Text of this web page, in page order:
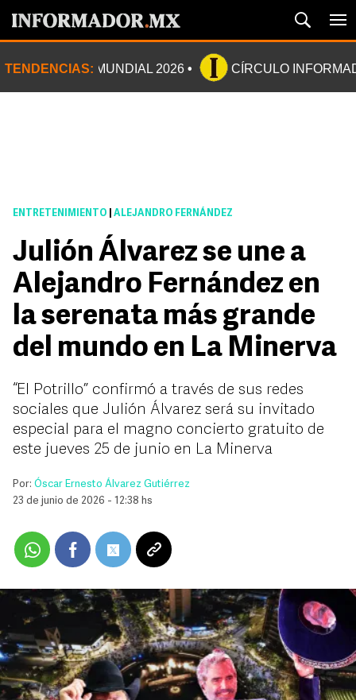
TENDENCIAS: MUNDIAL 2026 CÍRCULO
ENTRETENIMIENTO ALEJANDRO FERNÁNDEZ
Julión Álvarez se une a
Alejandro Fernández en
la serenata más grande
del mundo en La Minerva
“El Potrillo” confirmó a través de sus redes
sociales que Julión Álvarez será su invitado
especial para el magno concierto gratuito de
este jueves 25 de junio en La Minerva
Por: Óscar Ernesto Álvarez Gutiérrez
23 de junio de 2026 - 12:38 hs